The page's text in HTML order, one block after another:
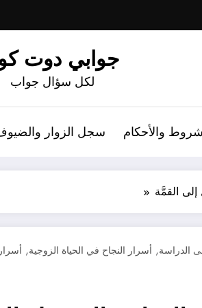
جوابي دوت
لكل سؤال جواب
والأحكام سجل الزوار
الدراسة, أسرار النجاح في الحياة الزوجية,